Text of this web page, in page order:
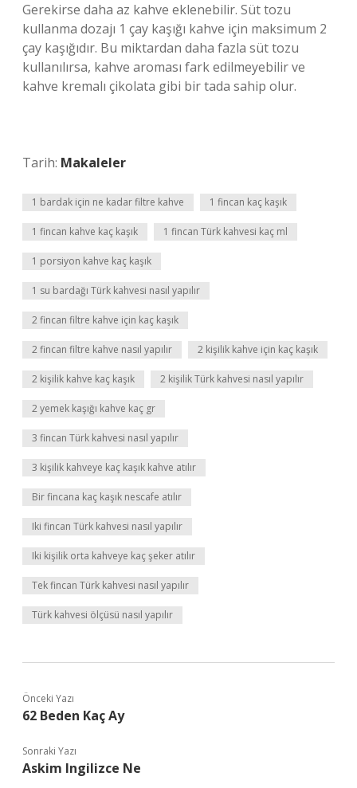
Gerekirse daha az kahve eklenebilir. Süt tozu
kullanma dozajı 1 çay kaşığı kahve için maksimum 2
çay kaşığıdır. Bu miktardan daha fazla süt tozu
kullanılırsa, kahve aroması fark edilmeyebilir ve
kahve kremalı çikolata gibi bir tada sahip olur.
Tarih: Makaleler
1 bardak için ne kadar filtre kahve 1 fincan kaç kaşık
1 fincan kahve kaç kaşık 1 fincan Türk kahvesi kaç ml
1 porsiyon kahve kaç kaşık
1 su bardağı Türk kahvesi nasıl yapılır
2 fincan filtre kahve için kaç kaşık
2 fincan filtre kahve nasıl yapılır 2 kişilik kahve için kaç kaşık
2 kişilik kahve kaç kaşık 2 kişilik Türk kahvesi nasıl yapılır
2 yemek kaşığı kahve kaç gr
3 fincan Türk kahvesi nasıl yapılır
3 kişilik kahveye kaç kaşık kahve atılır
Bir fincana kaç kaşık nescafe atılır
Iki fincan Türk kahvesi nasıl yapılır
Iki kişilik orta kahveye kaç şeker atılır
Tek fincan Türk kahvesi nasıl yapılır
Türk kahvesi ölçüsü nasıl yapılır
Önceki Yazı
62 Beden Kaç Ay
Sonraki Yazı
Askim Ingilizce Ne